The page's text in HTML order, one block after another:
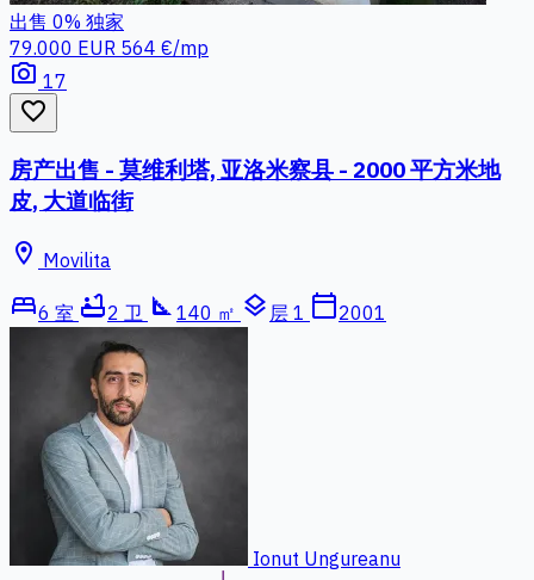
出售 0% 独家
79.000 EUR 564 €/mp
photo_camera 17
favorite_border
房产出售 - 莫维利塔, 亚洛米察县 - 2000 平方米地
皮, 大道临街
location_on Movilita
bed6 室 bathtub2 卫 square_foot 140 ㎡ layers 层 1 calendar_today2001
Ionut Ungureanu